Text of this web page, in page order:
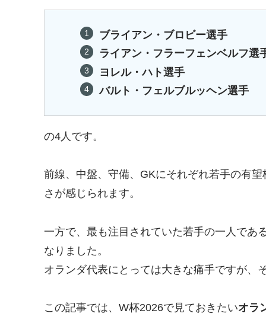
ブライアン・ブロビー選手
ライアン・フラーフェンベルフ選
ヨレル・ハト選手
バルト・フェルブルッヘン選手
の4人です。
前線、中盤、守備、GKにそれぞれ若手の有
さが感じられます。
一方で、最も注目されていた若手の一人であ
なりました。
オランダ代表にとっては大きな痛手ですが、
この記事では、W杯2026で見ておきたいオラ